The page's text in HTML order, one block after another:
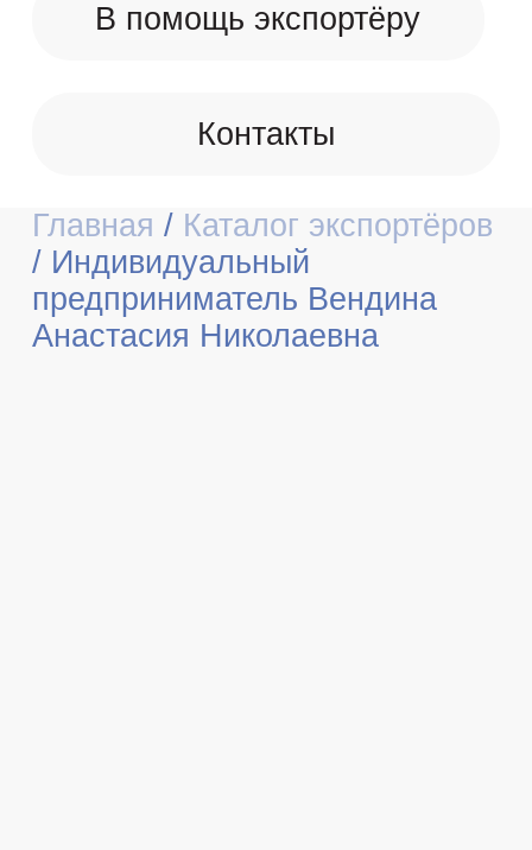
В помощь экспортёру
Контакты
Главная / Каталог экспортёров
/ Индивидуальный
предприниматель Вендина
Анастасия Николаевна